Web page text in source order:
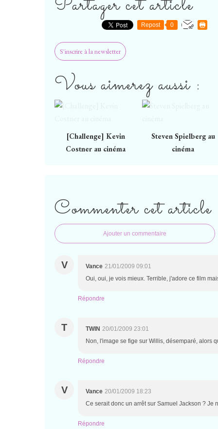
Repost 0
S'inscrire à la newsletter
Vous aimerez aussi :
[Challenge] Kevin
Costner au cinéma
Steven Spielberg au
cinéma
Commenter cet article
Ajouter un commentaire
V Vance 21/01/2009 09:01
Oui, oui, je vois mieux. Terrible, j'adore ce film
Répondre
T TWIN 20/01/2009 23:01
Non, l'image se fige sur Willis, désemparé, alors
Répondre
V Vance 20/01/2009 18:23
Ce serait donc un arrêt sur Samuel Jackson ?
Répondre